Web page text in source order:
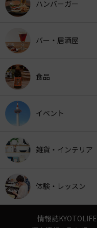
ハンバーガー
バー・居酒屋
食品
イベント
雑貨・インテリア
体験・レッスン
情報誌KYOTOLIFE